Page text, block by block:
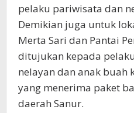
pelaku pariwisata dan
Demikian juga untuk
Merta Sari dan Pantai
ditujukan kepada
nelayan dan anak buah
yang menerima paket
daerah Sanur.